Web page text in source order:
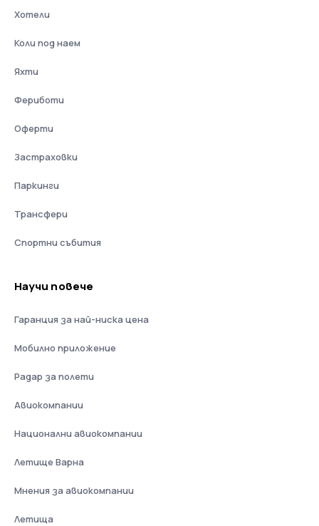
Хотели
Коли под наем
Яхти
Фериботи
Оферти
Застраховки
Паркинги
Трансфери
Спортни събития
Научи повече
Гаранция за най-ниска цена
Мобилно приложение
Радар за полети
Авиокомпании
Национални авиокомпании
Летище Варна
Мнения за авиокомпании
Летища